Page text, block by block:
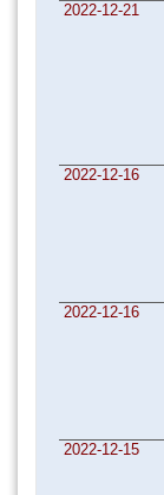
2022-12-21
2022-12-16
2022-12-16
2022-12-15